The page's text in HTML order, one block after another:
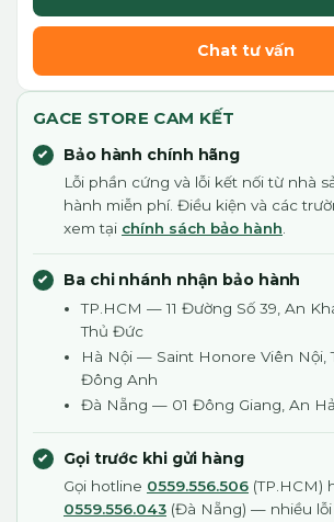
Chat tư vấn
GACE STORE CAM KẾT
Bảo hành chính hãng
Lỗi phần cứng và lỗi kết nối từ nhà
hành miễn phí. Điều kiện và các
xem tại chính sách bảo hành
Ba chi nhánh nhận bảo hành
TP.HCM — 11 Đường Số 39, An
Thủ Đức
Hà Nội — Saint Honore Viên Nội,
Đông Anh
Đà Nẵng — 01 Đông Giang, An
Gọi trước khi gửi hàng
Gọi hotline 0559.556.506 (TP.HCM)
0559.556.043 (Đà Nẵng) — nhiều